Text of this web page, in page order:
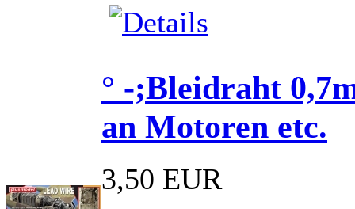
° -;Bleidraht
an Motoren etc.
3,50 EUR